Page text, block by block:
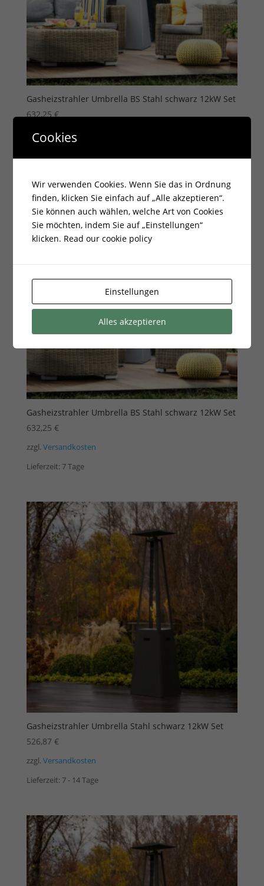
Gasheizstrahler Umbrella BS Stahl schwarz 12kW Set
632,25€
zzgl.Versandkosten
Gasheizstrahler Umbrella BS Stahl schwarz 12kW Set
632,25 €
zzgl. Versandkosten
Lieferzeit: 7 Tage
Gasheizstrahler Umbrella Stahl schwarz 12kW Set
526,87 €
zzgl. Versandkosten
Lieferzeit: 7 - 14 Tage
Cookies
Wir verwenden Cookies. Wenn Sie das in Ordnung
finden, klicken Sie einfach auf „Alle akzeptieren“.
Sie können auch wählen, welche Art von Cookies
Sie möchten, indem Sie auf „Einstellungen“
klicken. Read our cookie policy
Einstellungen
Alles akzeptieren